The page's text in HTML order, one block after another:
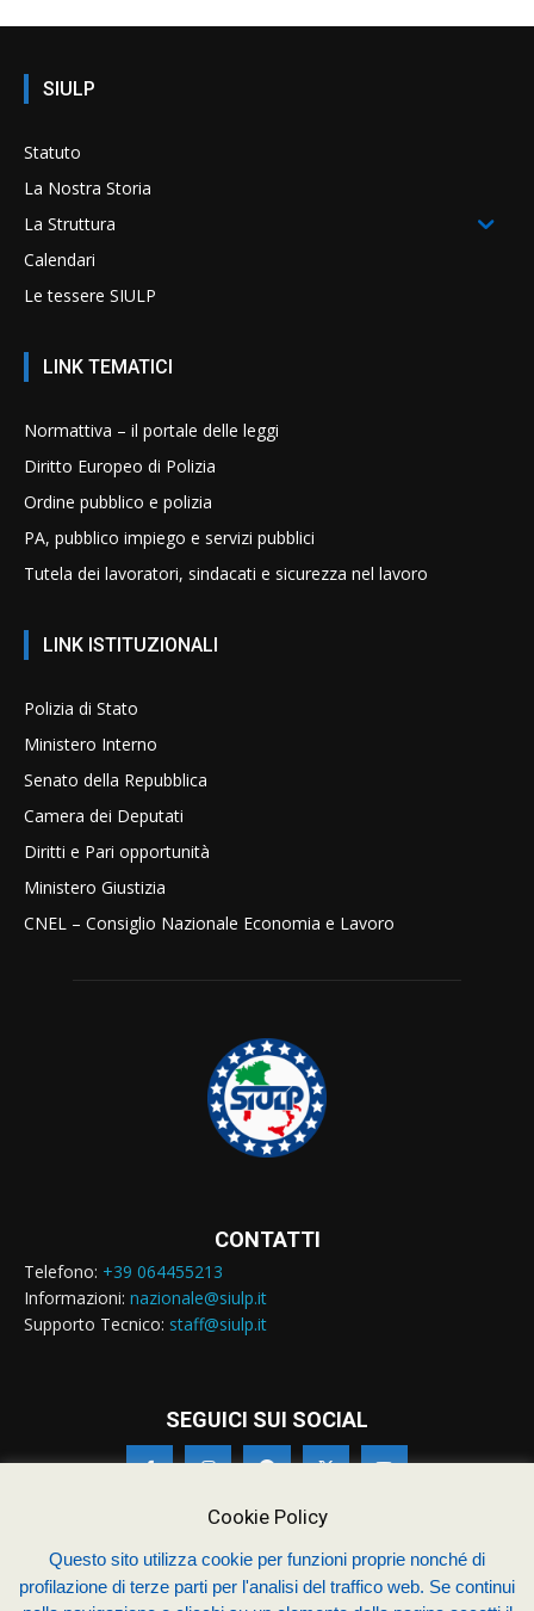
SIULP
Statuto
La Nostra Storia
La Struttura
Calendari
Le tessere SIULP
LINK TEMATICI
Normattiva – il portale delle leggi
Diritto Europeo di Polizia
Ordine pubblico e polizia
PA, pubblico impiego e servizi pubblici
Tutela dei lavoratori, sindacati e sicurezza nel lavoro
LINK ISTITUZIONALI
Polizia di Stato
Ministero Interno
Senato della Repubblica
Camera dei Deputati
Diritti e Pari opportunità
Ministero Giustizia
CNEL – Consiglio Nazionale Economia e Lavoro
CONTATTI
Telefono: +39 064455213
Informazioni: nazionale@siulp.it
Supporto Tecnico: staff@siulp.it
SEGUICI SUI SOCIAL
© Siulp 2026 - C.F.97014000588 - Realizzato dastudio4s.com
Cookie Policy
Questo sito utilizza cookie per funzioni proprie nonché di
profilazione di terze parti per l'analisi del traffico web. Se continui